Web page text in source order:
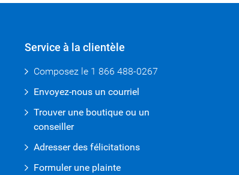
Service à la clientèle
Composez le 1 866 488-0267
Envoyez-nous un courriel
Trouver une boutique ou un
conseiller
Adresser des félicitations
Formuler une plainte